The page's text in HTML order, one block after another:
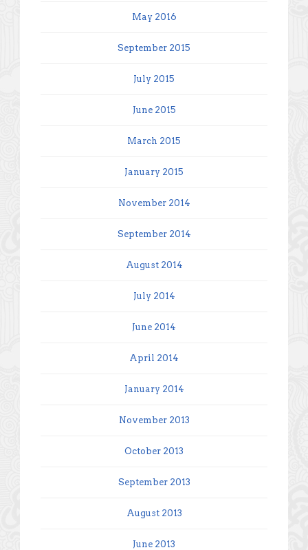
May 2016
September 2015
July 2015
June 2015
March 2015
January 2015
November 2014
September 2014
August 2014
July 2014
June 2014
April 2014
January 2014
November 2013
October 2013
September 2013
August 2013
June 2013